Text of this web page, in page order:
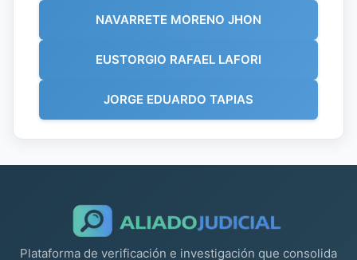
NAVARRETE MORENO JHON
EUSTORGIO RAFAEL LAFORI
JORGE EDUARDO TAPIAS
Plataforma de verificación e investigación que consolida